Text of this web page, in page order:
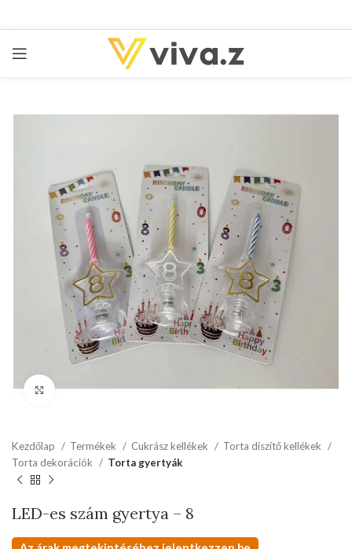
kattints a kinagyításhoz
Kezdőlap Termékek Cukrász kellékek
Torta díszítő kellékek
Torta dekorációk
Torta gyertyák
LED-es szám gyertya – 8